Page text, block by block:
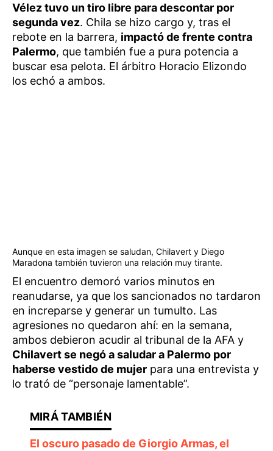
Vélez tuvo un tiro libre para descontar por
segunda vez. Chila se hizo cargo y, tras el
rebote en la barrera, impactó de frente contra
Palermo, que también fue a pura potencia a
buscar esa pelota. El árbitro Horacio Elizondo
los echó a ambos.
Aunque en esta imagen se saludan, Chilavert y Diego
Maradona también tuvieron una relación muy tirante.
El encuentro demoró varios minutos en
reanudarse, ya que los sancionados no tardaron
en increparse y generar un tumulto. Las
agresiones no quedaron ahí: en la semana,
ambos debieron acudir al tribunal de la AFA y
Chilavert se negó a saludar a Palermo por
haberse vestido de mujer para una entrevista y
lo trató de “personaje lamentable”.
El oscuro pasado de Giorgio Armas, el